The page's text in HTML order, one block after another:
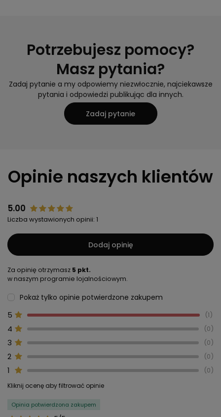
Potrzebujesz pomocy?
Masz pytania?
Zadaj pytanie a my odpowiemy niezwłocznie, najciekawsze
pytania i odpowiedzi publikując dla innych.
Zadaj pytanie
Opinie naszych klientów
5.00
Liczba wystawionych opinii: 1
Dodaj opinię
Za opinię otrzymasz 5 pkt.
w naszym programie lojalnościowym.
Pokaż tylko opinie potwierdzone zakupem
5 1
4 0
3 0
2 0
1 0
Kliknij ocenę aby filtrować opinie
Opinia potwierdzona zakupem